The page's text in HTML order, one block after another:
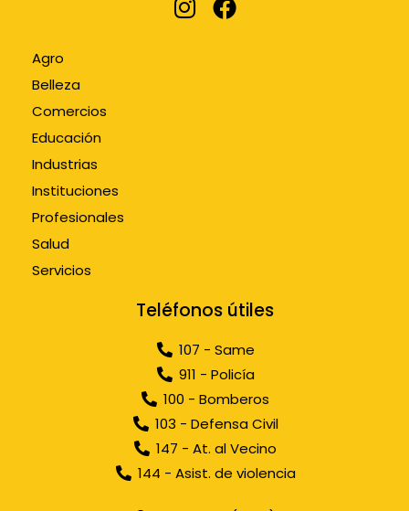
Agro
Belleza
Comercios
Educación
Industrias
Instituciones
Profesionales
Salud
Servicios
Teléfonos útiles
107 - Same
911 - Policía
100 - Bomberos
103 - Defensa Civil
147 - At. al Vecino
144 - Asist. de violencia